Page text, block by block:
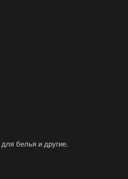
белья и другие.